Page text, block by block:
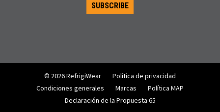
SUBSCRIBE
© 2026 RefrigiWear
Política de privacidad
Condiciones generales
Marcas
Política MAP
Declaración de la Propuesta 65